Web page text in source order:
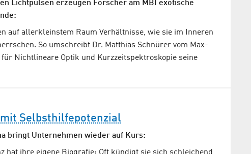
Lichtpulsen erzeugen Forscher am MBI exotische
auf allerkleinstem Raum Verhältnisse, wie sie im Inneren
So umschreibt Dr. Matthias Schnürer vom Max-
Nichtlineare Optik und Kurzzeitspektroskopie seine
Selbsthilfepotenzial
bringt Unternehmen wieder auf Kurs: